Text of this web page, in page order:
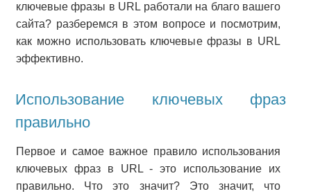
ключевые фразы в URL работали на благо вашего
сайта? разберемся в этом вопросе и посмотрим,
как можно использовать ключевые фразы в URL
эффективно.
Использование ключевых фраз
правильно
Первое и самое важное правило использования
ключевых фраз в URL - это использование их
правильно. Что это значит? Это значит, что